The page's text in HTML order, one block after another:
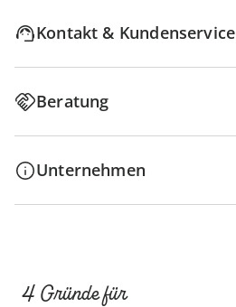
Kontakt & Kundenservice
Beratung
Unternehmen
4 Gründe für